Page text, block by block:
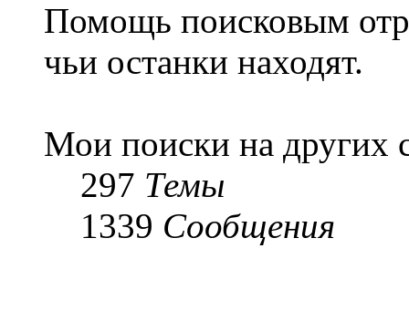
Помощь поисковым
чьи останки находят.
Мои поиски на других
297 Темы
1339 Сообщения